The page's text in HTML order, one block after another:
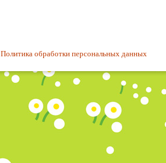
Политика обработки персональных данных